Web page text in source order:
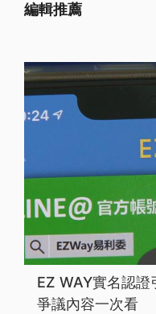
編輯推薦
EZ WAY實名認證
爭議內容一次看